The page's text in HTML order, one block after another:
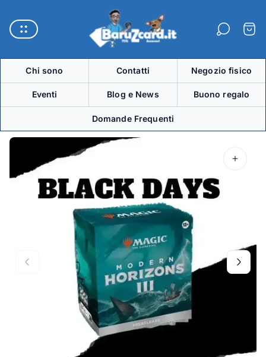
del
negozio"
Chi sono Contatti Negozio fisico
Eventi Blog e News Buono regalo
Domande Frequenti